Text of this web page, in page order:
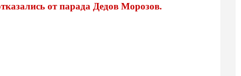
от парада Дедов Морозов.